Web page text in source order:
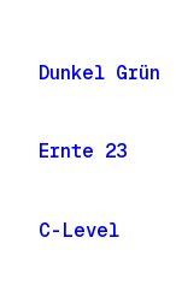
Dunkel Grün
Ernte 23
C-Level